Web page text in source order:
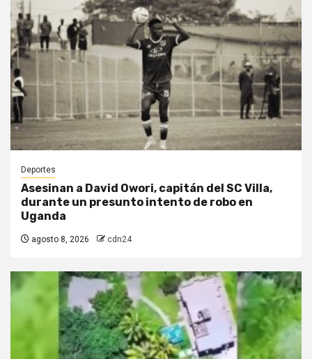
Deportes
Asesinan a David Owori, capitán del SC Villa,
durante un presunto intento de robo en
Uganda
agosto 8, 2026 cdn24